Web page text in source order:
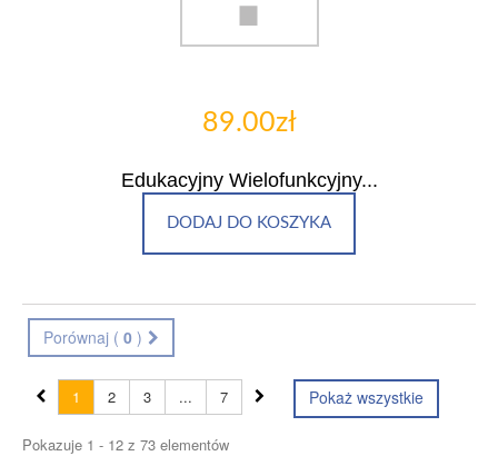
89.00zł
Edukacyjny Wielofunkcyjny...
DODAJ DO KOSZYKA
Porównaj ( 0 )
Pokaż wszystkie
1 2 3 ... 7
Pokazuje 1 - 12 z 73 elementów